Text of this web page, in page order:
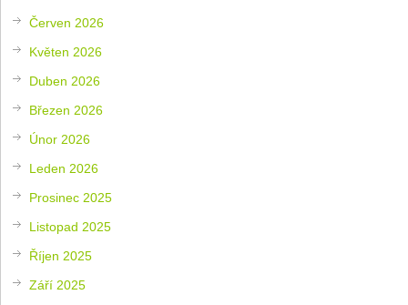
Červen 2026
Květen 2026
Duben 2026
Březen 2026
Únor 2026
Leden 2026
Prosinec 2025
Listopad 2025
Říjen 2025
Září 2025